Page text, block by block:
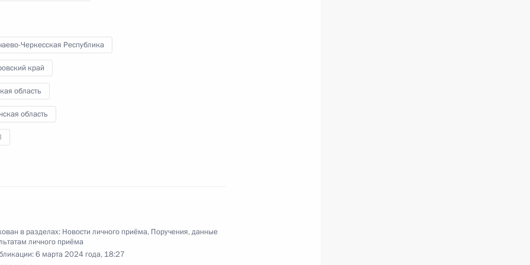
данного по итогам личного приёма
Хабаровского края, проведённого
Черкесская Республика
край
область
область
в разделах: Новости личного приёма, Поручения, данные
личного приёма
6 марта 2024 года, 18:27